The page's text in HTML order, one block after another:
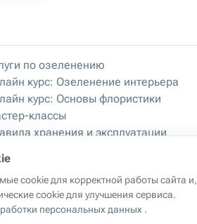
по озеленению
курс: Озеленение интерьера
курс: Основы флористики
классы
хранения и эксплуатации
материалов с сайта|
данных
cookie для корректной работы сайта
cookie для улучшения сервиса.
персональных данных .